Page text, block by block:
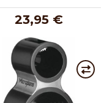
23,95 €